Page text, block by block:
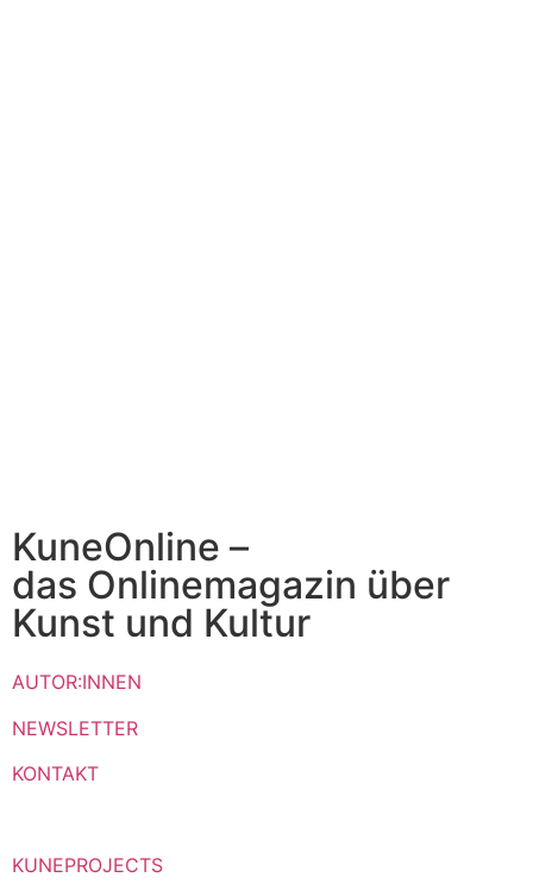
KuneOnline –
das Onlinemagazin über
Kunst und Kultur
AUTOR:INNEN
NEWSLETTER
KONTAKT
KUNEPROJECTS